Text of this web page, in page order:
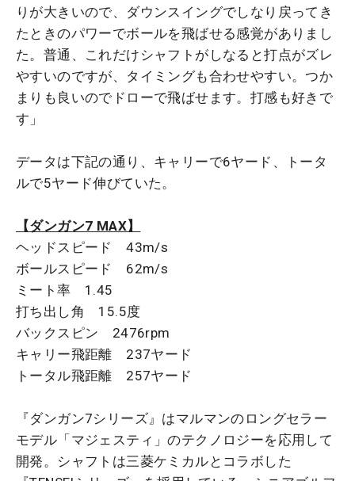
りが大きいので、ダウンスイングでしなり戻ってき
たときのパワーでボールを飛ばせる感覚がありまし
た。普通、これだけシャフトがしなると打点がズレ
やすいのですが、タイミングも合わせやすい。つか
まりも良いのでドローで飛ばせます。打感も好きで
す」
データは下記の通り、キャリーで6ヤード、トータ
ルで5ヤード伸びていた。
【ダンガン7 MAX】
ヘッドスピード 43m/s
ボールスピード 62m/s
ミート率 1.45
打ち出し角 15.5度
バックスピン 2476rpm
キャリー飛距離 237ヤード
トータル飛距離 257ヤード
『ダンガン7シリーズ』はマルマンのロングセラー
モデル「マジェスティ」のテクノロジーを応用して
開発。シャフトは三菱ケミカルとコラボした